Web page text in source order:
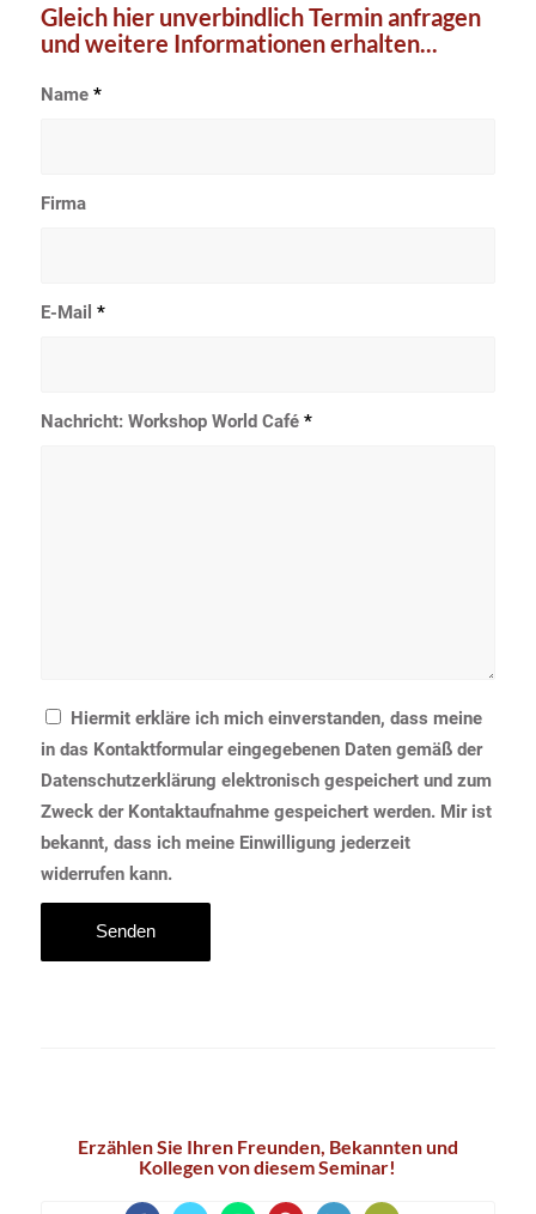
Gleich hier unverbindlich Termin anfragen
und weitere Informationen erhalten...
Name *
Firma
E-Mail *
Nachricht: Workshop World Café *
Hiermit erkläre ich mich einverstanden, dass meine
in das Kontaktformular eingegebenen Daten gemäß der
Datenschutzerklärung elektronisch gespeichert und zum
Zweck der Kontaktaufnahme gespeichert werden. Mir ist
bekannt, dass ich meine Einwilligung jederzeit
widerrufen kann.
Erzählen Sie Ihren Freunden, Bekannten und
Kollegen von diesem Seminar!